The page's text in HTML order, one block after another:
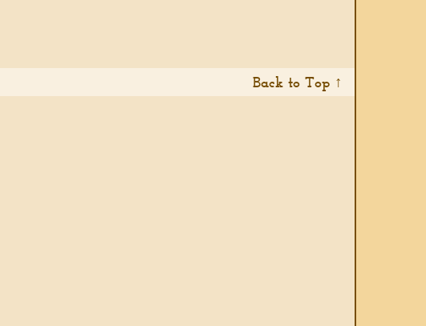
Back to Top ↑